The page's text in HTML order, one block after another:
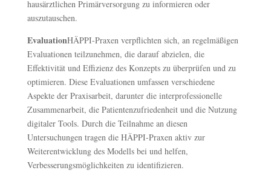
hausärztlichen Primärversorgung zu informieren oder
auszutauschen.
EvaluationHÄPPI-Praxen verpflichten sich, an regelmäßigen
Evaluationen teilzunehmen, die darauf abzielen, die
Effektivität und Effizienz des Konzepts zu überprüfen und zu
optimieren. Diese Evaluationen umfassen verschiedene
Aspekte der Praxisarbeit, darunter die interprofessionelle
Zusammenarbeit, die Patientenzufriedenheit und die Nutzung
digitaler Tools. Durch die Teilnahme an diesen
Untersuchungen tragen die HÄPPI-Praxen aktiv zur
Weiterentwicklung des Modells bei und helfen,
Verbesserungsmöglichkeiten zu identifizieren.